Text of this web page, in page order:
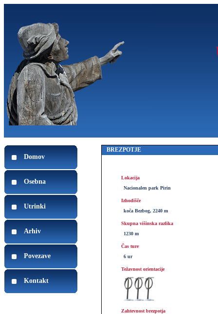
Domov
Osebna
Utrinki
Arhiv
Povezave
Kontakt
BREZPOTJE
Lokacija
Nacionalen park Pirin
Izhodišče
koča Bezbog, 2240 m
Skupna višinska razlika
1230 m
Čas ture
6 ur
Težavnost orientacije
Zahtevnost brezpotja